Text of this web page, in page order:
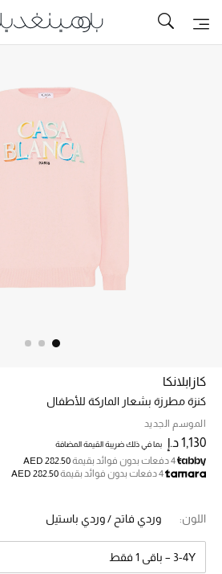
تخفيضات
جديد في الخصومات
مزيد من التخفيضات
خصم حتى 70%
تسوقوا الآن
ما وصلنا حديثاً
ما وصلنا حديثاً
الموسم الجديد
كازابلانكا
كنزة مطرزة بشعار الماركة للأطفال
الموسم الجديد
1,130 د.إ بما في ذلك ضريبة القيمة المضافة
4 دفعات بدون فوائد بقيمة
AED 282.50
4 دفعات بدون فوائد بقيمة
AED 282.50
اللون: وردي فاتح / وردي باستيل
3-4Y – باقي 1 فقط